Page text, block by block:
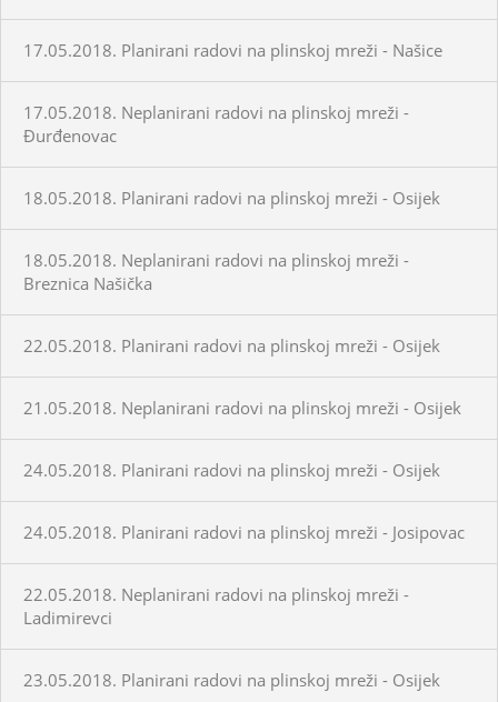
17.05.2018. Planirani radovi na plinskoj mreži - Našice
17.05.2018. Neplanirani radovi na plinskoj mreži -
Đurđenovac
18.05.2018. Planirani radovi na plinskoj mreži - Osijek
18.05.2018. Neplanirani radovi na plinskoj mreži -
Breznica Našička
22.05.2018. Planirani radovi na plinskoj mreži - Osijek
21.05.2018. Neplanirani radovi na plinskoj mreži - Osijek
24.05.2018. Planirani radovi na plinskoj mreži - Osijek
24.05.2018. Planirani radovi na plinskoj mreži - Josipovac
22.05.2018. Neplanirani radovi na plinskoj mreži -
Ladimirevci
23.05.2018. Planirani radovi na plinskoj mreži - Osijek